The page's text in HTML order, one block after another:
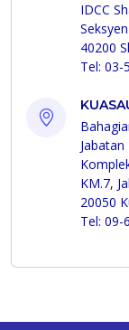
IDCC
40200
Tel: 03-
KM.7,
20050
Tel: 09-